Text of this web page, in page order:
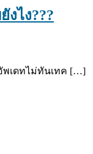
ไง???
พเดทไม่ทันเทค […]